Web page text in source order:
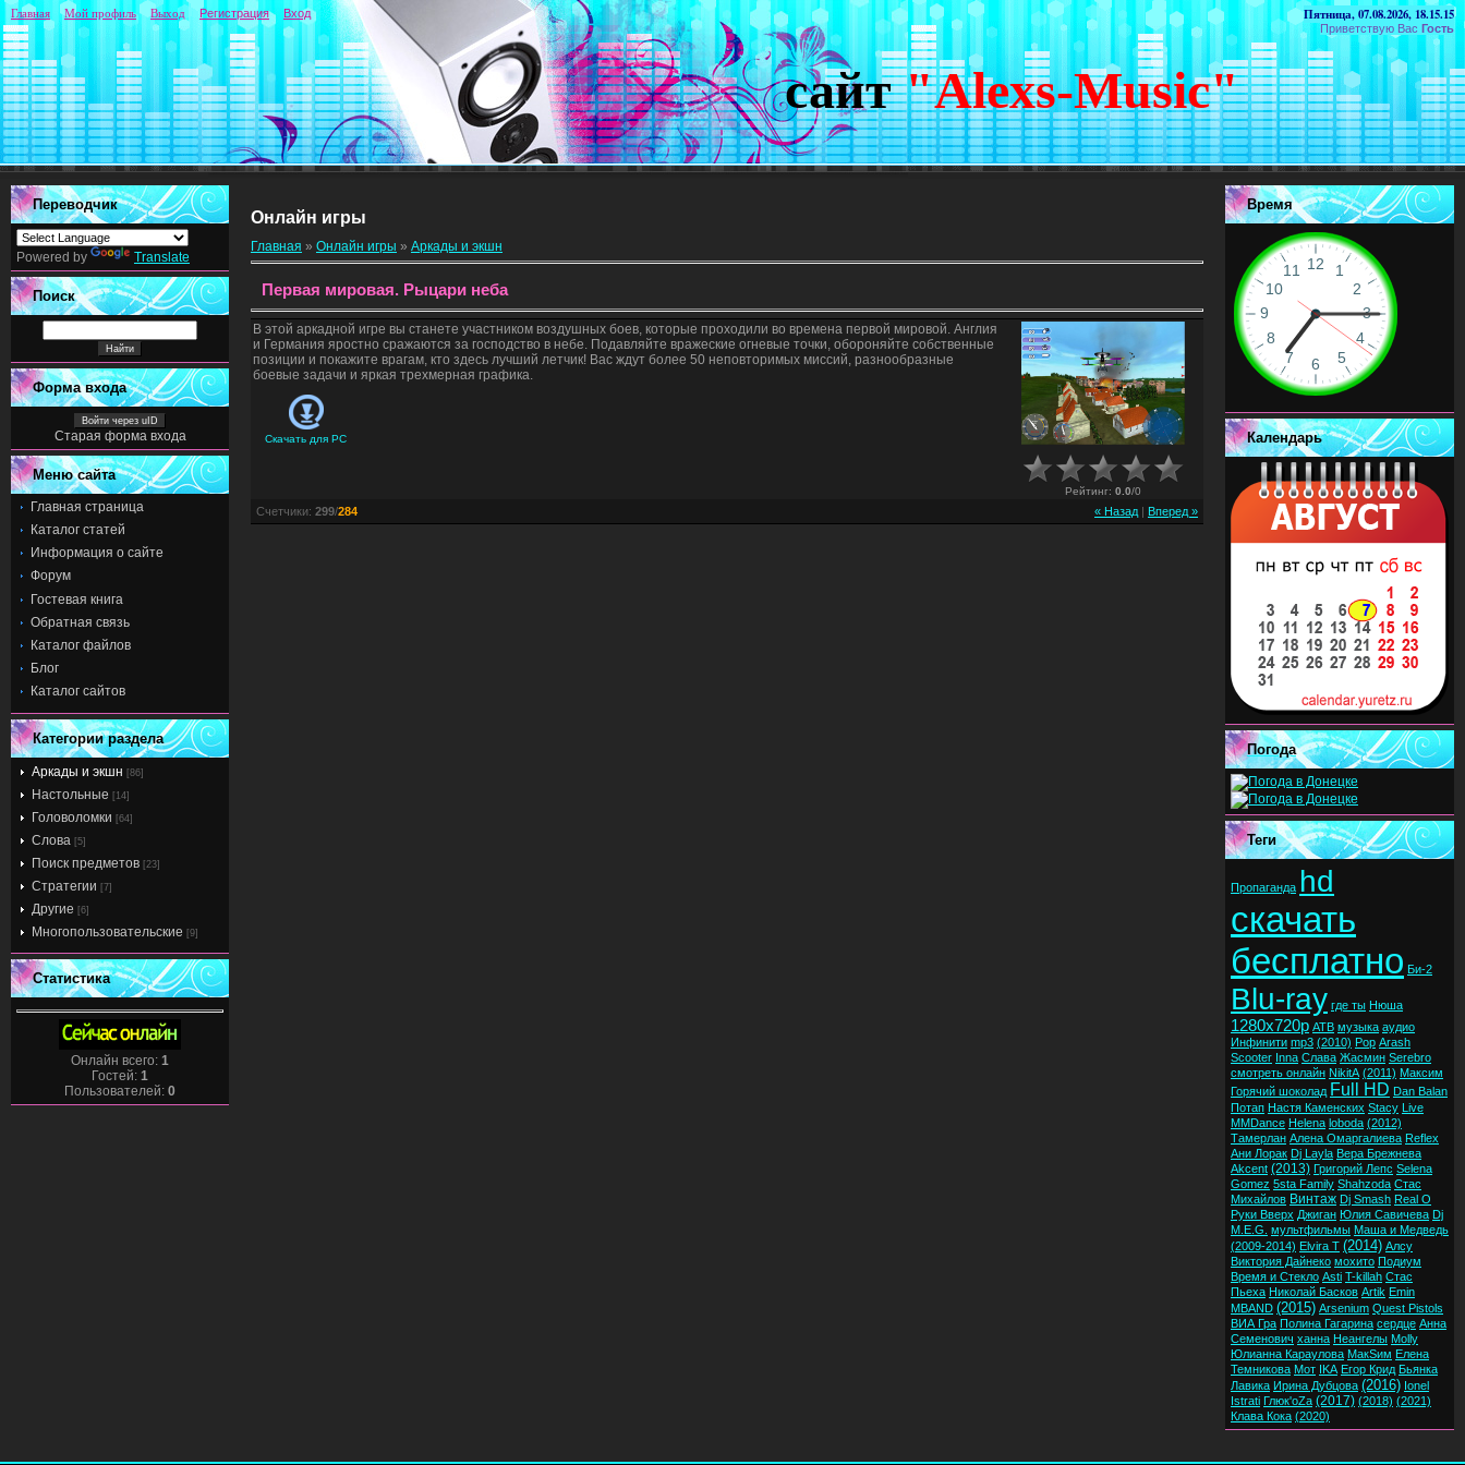
Пятница, 07.08.2026, 18.15.15
Приветствую Вас Гость
сайт "Alexs-Music"
Главная Мой профиль Выход Регистрация Вход
Переводчик
Powered by Translate
Поиск
Форма входа
Войти через uID
Старая форма входа
Меню сайта
Главная страница
Каталог статей
Информация о сайте
Форум
Гостевая книга
Обратная связь
Каталог файлов
Блог
Каталог сайтов
Категории раздела
Аркады и экшн [86]
Настольные [14]
Головоломки [64]
Слова [5]
Поиск предметов [23]
Стратегии [7]
Другие [6]
Многопользовательские [9]
Статистика
Онлайн всего: 1
Гостей: 1
Пользователей: 0
Онлайн игры
Главная » Онлайн игры » Аркады и экшн
Первая мировая. Рыцари неба
В этой аркадной игре вы станете участником воздушных боев, которые проходили во времена первой мировой. Англия
и Германия яростно сражаются за господство в небе. Подавляйте вражеские огневые точки, обороняйте собственные
позиции и покажите врагам, кто здесь лучший летчик! Вас ждут более 50 неповторимых миссий, разнообразные
боевые задачи и яркая трехмерная графика.
Скачать для PC
Рейтинг: 0.0/0
« Назад| Вперед »
Счетчики: 299/284
Время
Календарь
Погода
Теги
Пропаганда hd
скачать
бесплатно Би-2
Blu-ray где ты Нюша
1280x720p ATB музыка аудио
Инфинити mp3 (2010) Pop Arash
Scooter Inna Слава Жасмин Serebro
смотреть онлайн NikitA (2011) Максим
Горячий шоколад Full HD Dan Balan
Потап Настя Каменских Stacy Live
MMDance Helena loboda (2012)
Тамерлан Алена Омаргалиева Reflex
Ани Лорак Dj Layla Вера Брежнева
Akcent (2013) Григорий Лепс Selena
Gomez 5sta Family Shahzoda Стас
Михайлов Винтаж Dj Smash Real O
Руки Вверх Джиган Юлия Савичева Dj
M.E.G. мультфильмы Маша и Медведь
(2009-2014) Elvira T (2014) Алсу
Виктория Дайнеко мохито Подиум
Время и Стекло Asti T-killah Стас
Пьеха Николай Басков Artik Emin
MBAND (2015) Arsenium Quest Pistols
ВИА Гра Полина Гагарина сердце Анна
Семенович ханна Неангелы Molly
Юлианна Караулова МакSим Елена
Темникова Мот IKA Егор Крид Бьянка
Лавика Ирина Дубцова (2016) Ionel
Istrati Глюк'oZa (2017) (2018) (2021)
Клава Кока (2020)